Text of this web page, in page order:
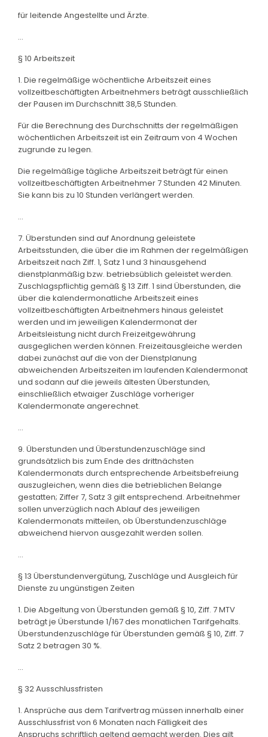
für leitende Angestellte und Ärzte.
...
§ 10 Arbeitszeit
1. Die regelmäßige wöchentliche Arbeitszeit eines
vollzeitbeschäftigten Arbeitnehmers beträgt ausschließlich
der Pausen im Durchschnitt 38,5 Stunden.
Für die Berechnung des Durchschnitts der regelmäßigen
wöchentlichen Arbeitszeit ist ein Zeitraum von 4 Wochen
zugrunde zu legen.
Die regelmäßige tägliche Arbeitszeit beträgt für einen
vollzeitbeschäftigten Arbeitnehmer 7 Stunden 42 Minuten.
Sie kann bis zu 10 Stunden verlängert werden.
...
7. Überstunden sind auf Anordnung geleistete
Arbeitsstunden, die über die im Rahmen der regelmäßigen
Arbeitszeit nach Ziff. 1, Satz 1 und 3 hinausgehend
dienstplanmäßig bzw. betriebsüblich geleistet werden.
Zuschlagspflichtig gemäß § 13 Ziff. 1 sind Überstunden, die
über die kalendermonatliche Arbeitszeit eines
vollzeitbeschäftigten Arbeitnehmers hinaus geleistet
werden und im jeweiligen Kalendermonat der
Arbeitsleistung nicht durch Freizeitgewährung
ausgeglichen werden können. Freizeitausgleiche werden
dabei zunächst auf die von der Dienstplanung
abweichenden Arbeitszeiten im laufenden Kalendermonat
und sodann auf die jeweils ältesten Überstunden,
einschließlich etwaiger Zuschläge vorheriger
Kalendermonate angerechnet.
...
9. Überstunden und Überstundenzuschläge sind
grundsätzlich bis zum Ende des drittnächsten
Kalendermonats durch entsprechende Arbeitsbefreiung
auszugleichen, wenn dies die betrieblichen Belange
gestatten; Ziffer 7, Satz 3 gilt entsprechend. Arbeitnehmer
sollen unverzüglich nach Ablauf des jeweiligen
Kalendermonats mitteilen, ob Überstundenzuschläge
abweichend hiervon ausgezahlt werden sollen.
...
§ 13 Überstundenvergütung, Zuschläge und Ausgleich für
Dienste zu ungünstigen Zeiten
1. Die Abgeltung von Überstunden gemäß § 10, Ziff. 7 MTV
beträgt je Überstunde 1/167 des monatlichen Tarifgehalts.
Überstundenzuschläge für Überstunden gemäß § 10, Ziff. 7
Satz 2 betragen 30 %.
...
§ 32 Ausschlussfristen
1. Ansprüche aus dem Tarifvertrag müssen innerhalb einer
Ausschlussfrist von 6 Monaten nach Fälligkeit des
Anspruchs schriftlich geltend gemacht werden. Dies gilt